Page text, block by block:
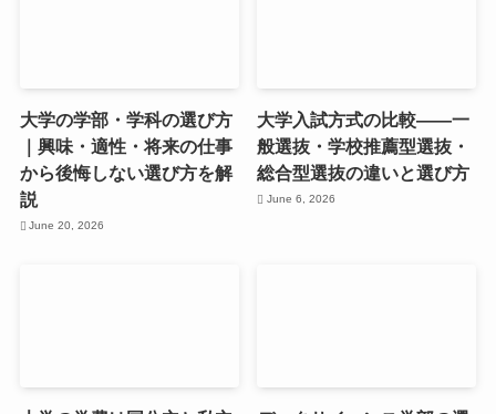
大学の学部・学科の選び方
｜興味・適性・将来の仕事
から後悔しない選び方を解
説
June 20, 2026
大学入試方式の比較――一
般選抜・学校推薦型選抜・
総合型選抜の違いと選び方
June 6, 2026